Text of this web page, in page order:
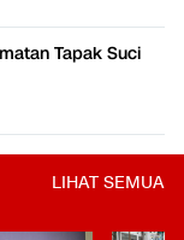
Tapak Suci
LIHAT SEMUA